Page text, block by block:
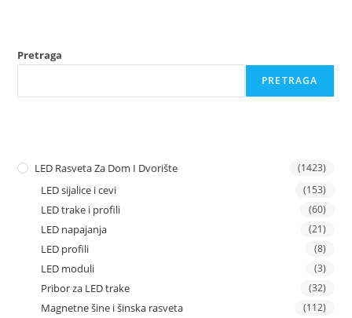
Pretraga
PRETRAGA
LED Rasveta Za Dom I Dvorište (1423)
LED sijalice i cevi (153)
LED trake i profili (60)
LED napajanja (21)
LED profili (8)
LED moduli (3)
Pribor za LED trake (32)
Magnetne šine i šinska rasveta (112)